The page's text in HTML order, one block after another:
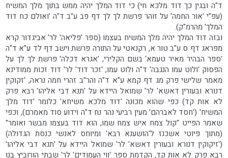
ד"ה ובגין כך דוד מלכא חי) כי דוד המלך יהיה ממש בתוך מלך המשיח
(עפ"י 'אור החמה' על זוהר פרשת לך לך דף פב ע"ב ד"ה 'ואולם כח דוד
המלך' מהרמ"ק).
ובזה דוד המלך יהיה מלך המשיח בעצמו (ספר 'פליאה' לר' אביגדור קרא
מפראג דף ס ע"ב טור א, רקנאטי על התורה פרשת וישב דף לד ע"א ד"ה
'ספר הבהיר מאיר טעמא' בשם הקלירי, 'אגרא דכלה' פרשת לך לך על
הפסוק 'ולוט עמו הנגבה' ד"ה ולוט עמו, 'זכר דוד' לר' דוד זכות ממודינא
מאמר שלישי פרק מג דף קמא ע"א ד"ה והר"ב זהרי חמה נראה, 'זקוקין
דנורא ובעורין דאשא' לר' שמואל היידא על 'תנא דבי אליהו' רבא פרק
לא אות קד) כפי שהוא מכוּנה 'דוד מלכא משיחא' כלומר 'דוד מלך
המשיח' ('חסד לאברהם' מעין רביעי נהר נח ד"ה וידוע סוד מאמרם), וכפי
שאמר הפייט "קול צמח איש צמח שמו, הוא דוד בעצמו מבשר ואומר"
(מתוך פיוטי אשכנז ל'הושענא רבא' ומיוחס לאנשי כנסת הגדולה)
('זיקוקין דנורא ובעורין דאשא' לר' שמואל היידא על 'תנא דבי אליהו'
רבא פרק לא אות קד, הקדמת ספר 'ווי העמודים' לר' שבתי הורוביץ בנו